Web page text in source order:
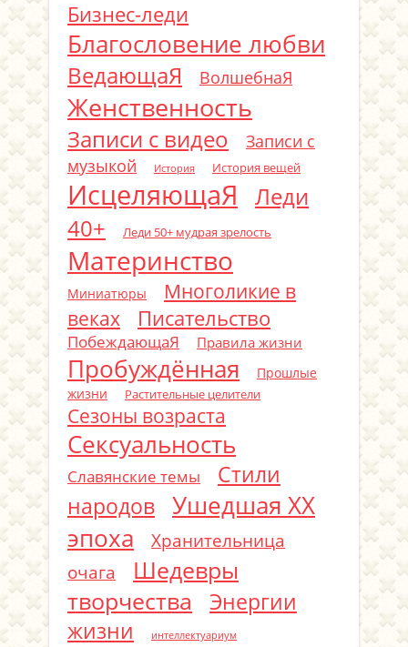
Бизнес-леди
Благословение любви
ВедающаЯ ВолшебнаЯ
Женственность
Записи с видео
Записи с
музыкой
История История вещей
ИсцеляющаЯ
Леди
40+
Леди 50+ мудрая зрелость
Материнство
Миниатюры
Многоликие в
веках
Писательство
ПобеждающаЯ Правила жизни
Пробуждённая
Прошлые
жизни
Растительные целители
Сезоны возраста
Сексуальность
Славянские темы
Стили
народов
Ушедшая ХХ
эпоха
Хранительница
очага
Шедевры
творчества
Энергии
жизни
интеллектуариум